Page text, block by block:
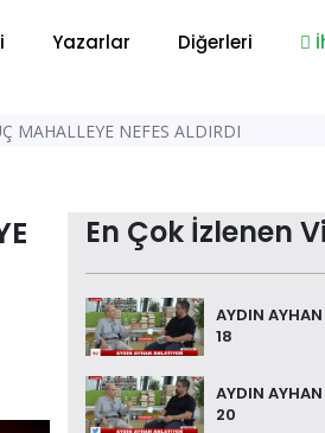
Yazarlar Diğerleri
MAHALLEYE NEFES ALDIRDI
En Çok İzlenen
AYDIN
18
AYDIN
20